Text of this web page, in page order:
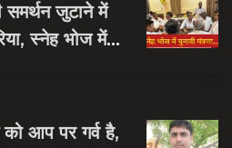
समर्थन जुटाने में
स्नेह भोज में
आप पर गर्व है,